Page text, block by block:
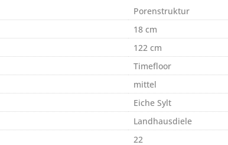
Porenstruktur
18 cm
122 cm
Timefloor
mittel
Eiche Sylt
Landhausdiele
22